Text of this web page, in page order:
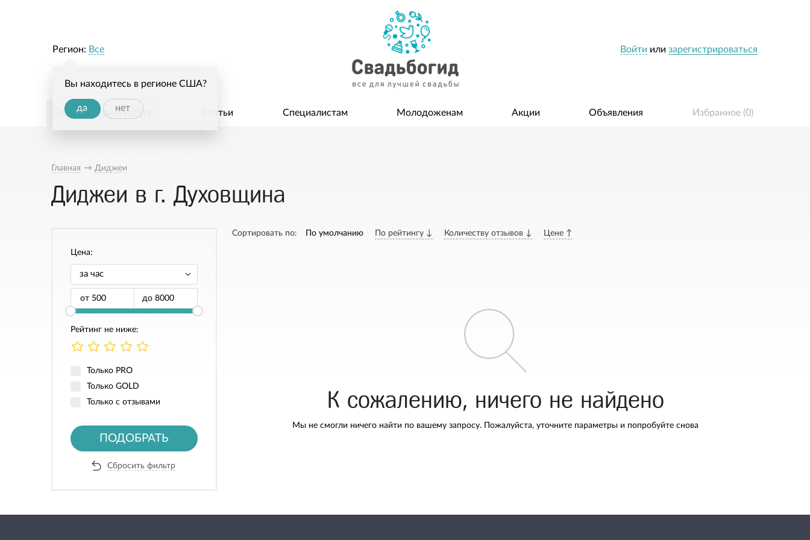
Войти или зарегистрироваться
Регион: Все
Вы находитесь в регионе США?
да нет
Специалисты и услуги Статьи Специалистам Молодоженам Акции Объявления Избранное (0)
Главная → Диджеи
Диджеи в г. Духовщина
Цена:
от до
Рейтинг не ниже:
Только PRO
Только GOLD
Только с отзывами
ПОДОБРАТЬ
Сбросить фильтр
Сортировать по: По умолчанию По рейтингу ↓ Количеству отзывов ↓ Цене ↑
К сожалению, ничего не найдено
Мы не смогли ничего найти по вашему запросу. Пожалуйста, уточните параметры и попробуйте снова